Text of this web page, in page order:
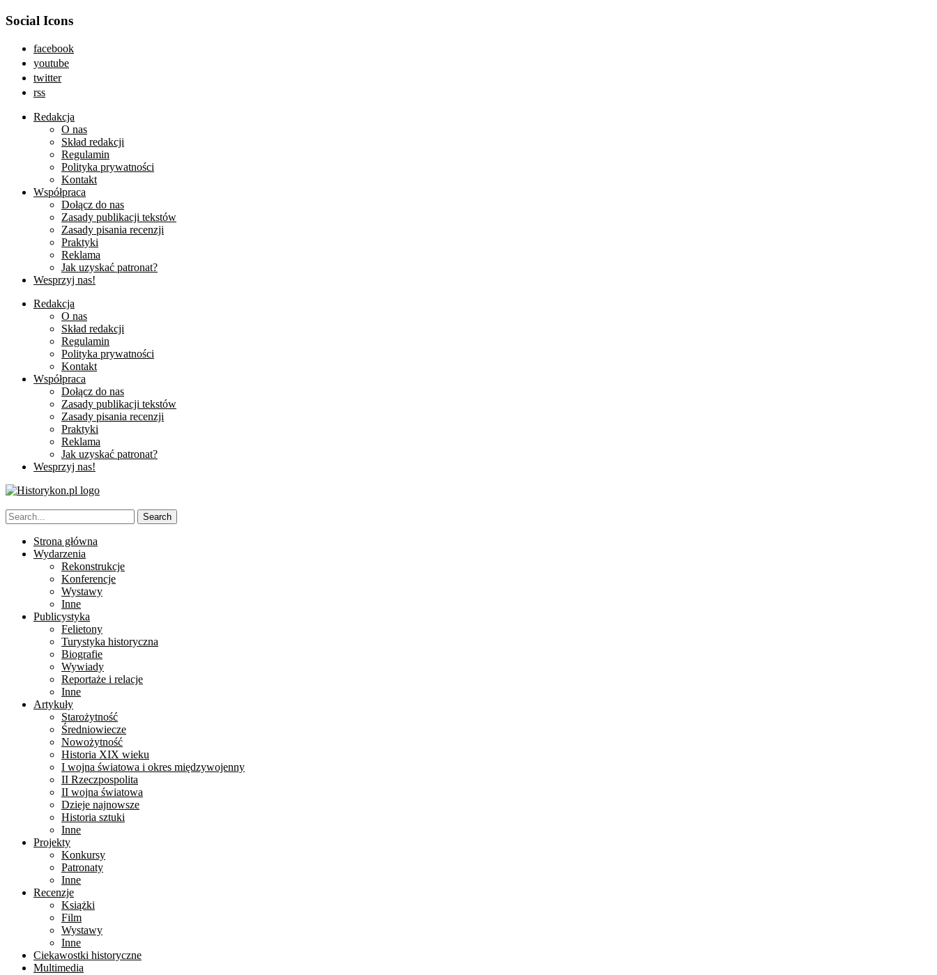
Social Icons
facebook
youtube
twitter
rss
Redakcja
O nas
Skład redakcji
Regulamin
Polityka prywatności
Kontakt
Współpraca
Dołącz do nas
Zasady publikacji tekstów
Zasady pisania recenzji
Praktyki
Reklama
Jak uzyskać patronat?
Wesprzyj nas!
Redakcja
O nas
Skład redakcji
Regulamin
Polityka prywatności
Kontakt
Współpraca
Dołącz do nas
Zasady publikacji tekstów
Zasady pisania recenzji
Praktyki
Reklama
Jak uzyskać patronat?
Wesprzyj nas!
Strona główna
Wydarzenia
Rekonstrukcje
Konferencje
Wystawy
Inne
Publicystyka
Felietony
Turystyka historyczna
Biografie
Wywiady
Reportaże i relacje
Inne
Artykuły
Starożytność
Średniowiecze
Nowożytność
Historia XIX wieku
I wojna światowa i okres międzywojenny
II Rzeczpospolita
II wojna światowa
Dzieje najnowsze
Historia sztuki
Inne
Projekty
Konkursy
Patronaty
Inne
Recenzje
Książki
Film
Wystawy
Inne
Ciekawostki historyczne
Multimedia